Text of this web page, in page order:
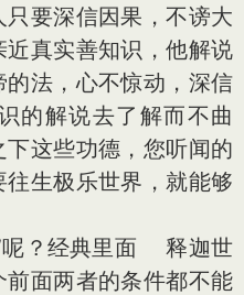
要深信因果，不谤大
真实善知识，他解说
法，心不惊动，深信
的解说去了解而不曲
这些功德，您听闻的
生极乐世界，就能够
？经典里面 释迦世
面两者的条件都不能